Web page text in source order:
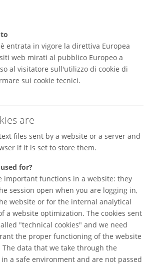
entrata in vigore la direttiva Europea
web mirati al pubblico Europeo a
al visitatore sull'utilizzo di cookie di
sui cookie tecnici.
are
files sent by a website or a server and
if it is set to store them.
for?
important functions in a website: they
session open when you are logging in,
website or for the internal analytical
a website optimization. The cookies sent
"technical cookies" and we need
the proper functioning of the website
data that we take through the
a safe environment and are not passed